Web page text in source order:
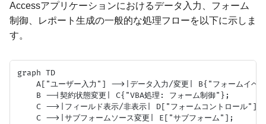
Accessアプリケーションにおけるデータ入力、フォーム
制御、レポート生成の一般的な処理フローを以下に示しま
す。
graph TD
A["ユーザー入力"] -->|データ入力/変更| B{"フォームイベ
    B --|契約状態変更| C{"VBA処理: フォーム制御"};
    C -->|フィールド表示/非表示| D["フォームコントロール"];
    C -->|サブフォームソース変更| E["サブフォーム"];